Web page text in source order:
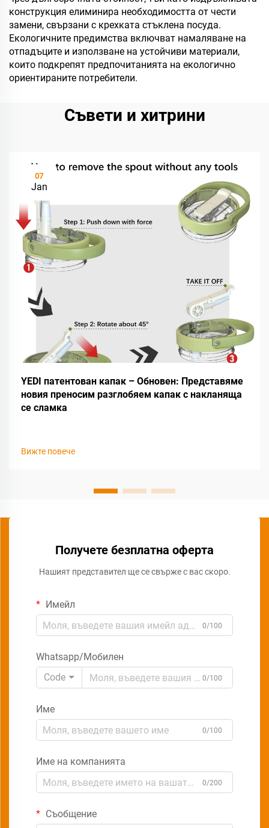
конструкция елиминира необходимостта от чести
замени, свързани с крехката стъклена посуда.
Екологичните предимства включват намаляване на
отпадъците и използване на устойчиви материали,
които подкрепят предпочитанията на екологично
ориентираните потребители.
Съвети и хитрини
07
Jan
YEDI патентован капак – Обновен: Представяме
новия преносим разглобяем капак с накланяща
се сламка
Вижте повече
Получете безплатна оферта
Нашият представител ще се свърже с вас скоро.
Имейл
0/100
Whatsapp/Мобилен
Code
0/100
Име
0/100
Име на компанията
0/200
Съобщение